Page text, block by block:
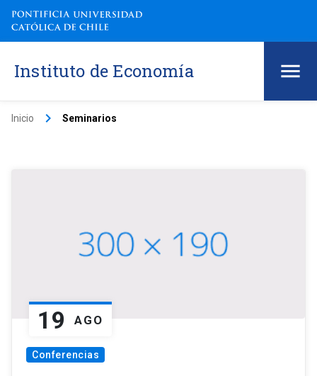
Instituto de Economía
Inicio keyboard_arrow_right Seminarios
19 AGO
Conferencias